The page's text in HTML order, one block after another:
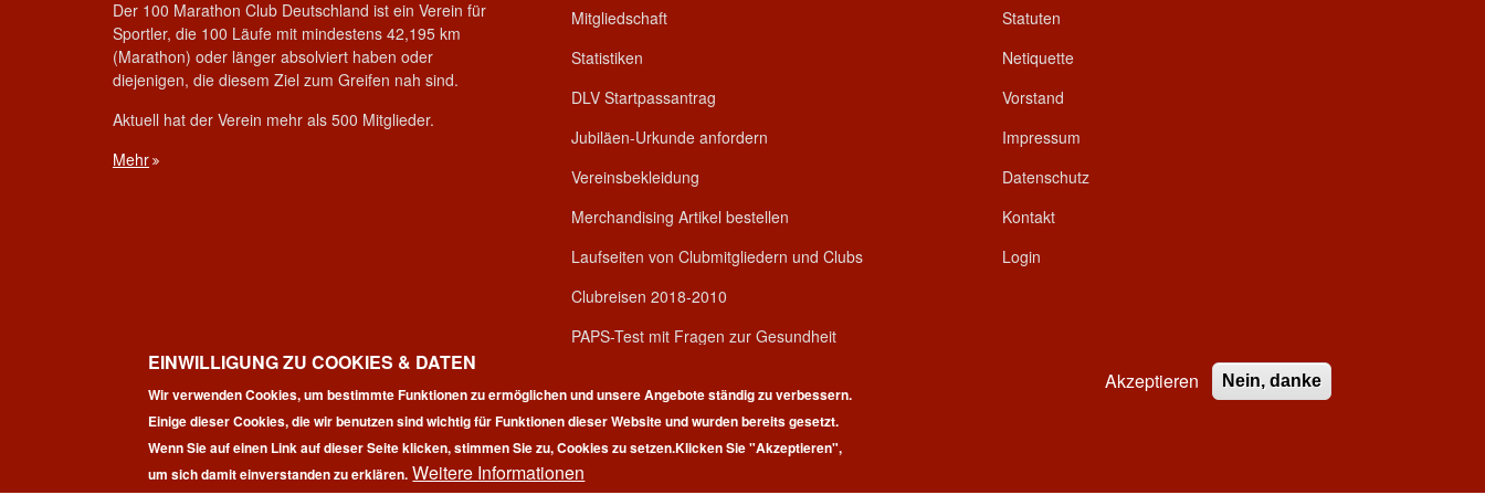
Der 100 Marathon Club Deutschland ist ein Verein für
Sportler, die 100 Läufe mit mindestens 42,195 km
(Marathon) oder länger absolviert haben oder
diejenigen, die diesem Ziel zum Greifen nah sind.
Aktuell hat der Verein mehr als 500 Mitglieder.
Mehr
Mitgliedschaft
Statistiken
DLV Startpassantrag
Jubiläen-Urkunde anfordern
Vereinsbekleidung
Merchandising Artikel bestellen
Laufseiten von Clubmitgliedern und Clubs
Clubreisen 2018-2010
PAPS-Test mit Fragen zur Gesundheit
Statuten
Netiquette
Vorstand
Impressum
Datenschutz
Kontakt
Login
Copyright © 2026 | 100 Marathon Club Deutschland e.V. | All rights reserved.
EINWILLIGUNG ZU COOKIES & DATEN
Wir verwenden Cookies, um bestimmte Funktionen zu ermöglichen und unsere Angebote ständig zu verbessern.
Einige dieser Cookies, die wir benutzen sind wichtig für Funktionen dieser Website und wurden bereits gesetzt.
Wenn Sie auf einen Link auf dieser Seite klicken, stimmen Sie zu, Cookies zu setzen.Klicken Sie "Akzeptieren",
um sich damit einverstanden zu erklären. Weitere Informationen
Akzeptieren Nein, danke